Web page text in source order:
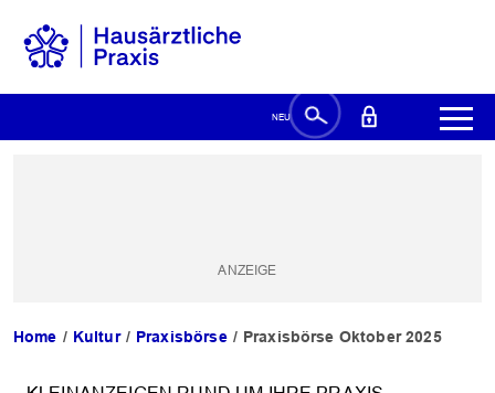
Home Kultur Praxisbörse Praxisbörse Oktober 2025